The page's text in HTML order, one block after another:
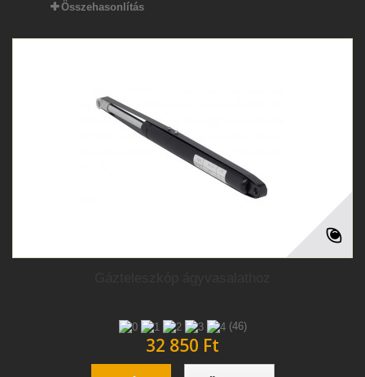
Összehasonlítás
(46)
32 850 Ft‎